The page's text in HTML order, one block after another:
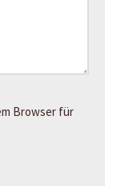
Browser für